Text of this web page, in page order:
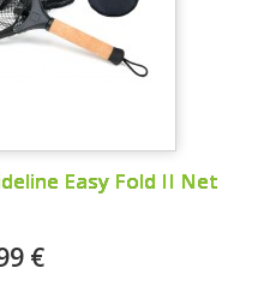
Easy Fold II Net
€